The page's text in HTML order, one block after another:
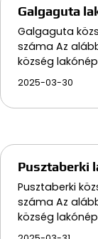
Galgaguta
Galgaguta
száma Az
község
2025-03-30
Pusztaberki
Pusztaberki
száma Az
község